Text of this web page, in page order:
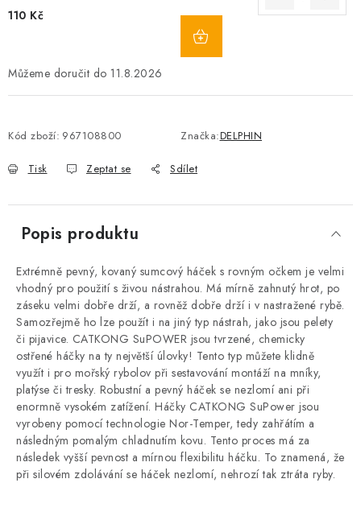
110 Kč
11.8.2026
Kód zboží: 967108800 Značka:DELPHIN
Tisk Zeptat se Sdílet
Popis produktu
Extrémně pevný, kovaný sumcový háček s rovným očkem je velmi
vhodný pro použití s živou nástrahou. Má mírně zahnutý hrot, po
záseku velmi dobře drží, a rovněž dobře drží i v nastražené rybě.
Samozřejmě ho lze použít i na jiný typ nástrah, jako jsou pelety
či pijavice. CATKONG SuPOWER jsou tvrzené, chemicky
ostřené háčky na ty největší úlovky! Tento typ můžete klidně
využít i pro mořský rybolov při sestavování montáží na mníky,
platýse či tresky. Robustní a pevný háček se nezlomí ani při
enormně vysokém zatížení. Háčky CATKONG SuPower jsou
vyrobeny pomocí technologie Nor-Temper, tedy zahřátím a
následným pomalým chladnutím kovu. Tento proces má za
následek vyšší pevnost a mírnou flexibilitu háčku. To znamená, že
při silovém zdolávání se háček nezlomí, nehrozí tak ztráta ryby.